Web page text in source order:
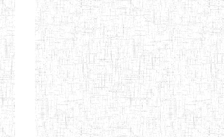
MODEL
INCLUSIVE
BILINGUAL
TEACHER
TRAINING
INSTITUTE
08/09/2015 ENIEG
CEFED/SPED/TTI
17/11/2008 ENIEG